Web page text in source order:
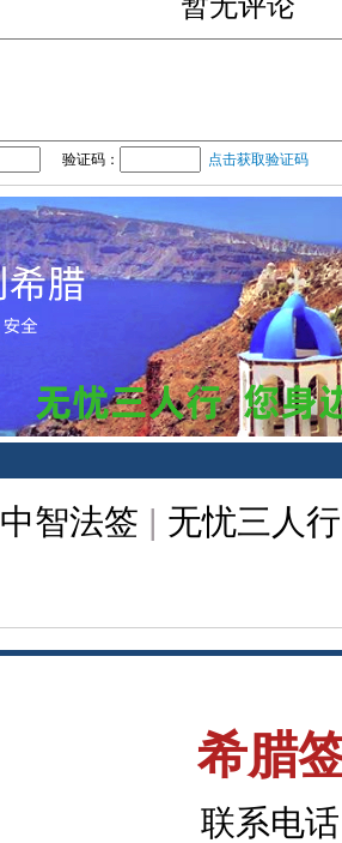
验证码： 点击获取验证码
中智法签 | 无忧三人
希腊
联系电